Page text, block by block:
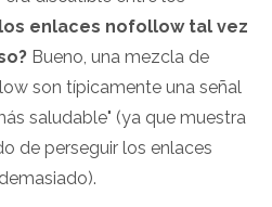
enlaces nofollow tal vez
Bueno, una mezcla de
son típicamente una señal
saludable" (ya que muestra
de perseguir los enlaces